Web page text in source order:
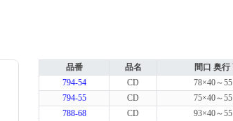
品番
品名 間口 奥行
794-54
CD 78×40～
794-55
CD 75×40～
788-68
CD 93×40～